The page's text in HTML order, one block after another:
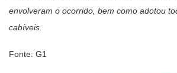
envolveram o ocorrido, bem como adotou
cabíveis.
Fonte: G1